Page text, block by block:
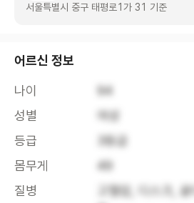
서울특별시 중구 태평로1가 31 기준
어르신 정보
나이
94
성별
여성
등급
3등급
몸무게
49
질병
고혈압, 디스크,